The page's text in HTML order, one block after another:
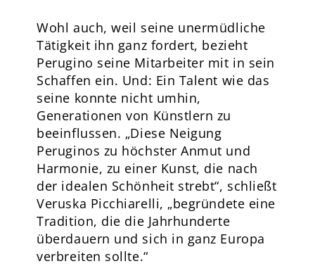
Wohl auch, weil seine unermüdliche
Tätigkeit ihn ganz fordert, bezieht
Perugino seine Mitarbeiter mit in sein
Schaffen ein. Und: Ein Talent wie das
seine konnte nicht umhin,
Generationen von Künstlern zu
beeinflussen. „Diese Neigung
Peruginos zu höchster Anmut und
Harmonie, zu einer Kunst, die nach
der idealen Schönheit strebt“, schließt
Veruska Picchiarelli, „begründete eine
Tradition, die die Jahrhunderte
überdauern und sich in ganz Europa
verbreiten sollte.“